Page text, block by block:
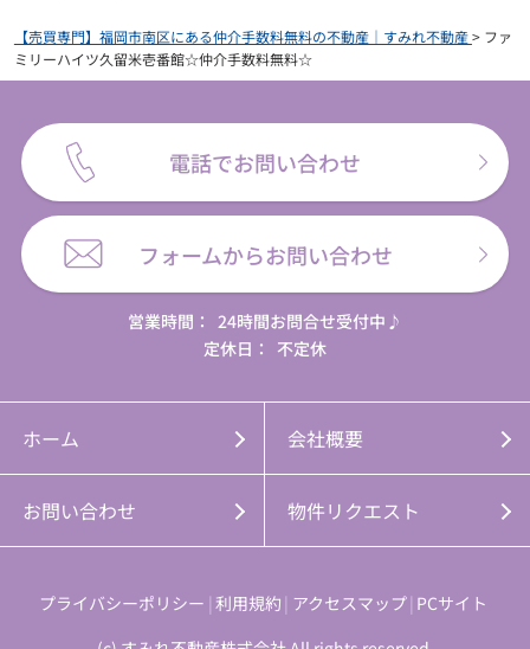
【売買専門】福岡市南区にある仲介手数料無料の不動産｜すみれ不動産> ファ
ミリーハイツ久留米壱番館☆仲介手数料無料☆
電話でお問い合わせ
フォームからお問い合わせ
営業時間： 24時間お問合せ受付中♪
定休日：
不定休
ホーム 会社概要
お問い合わせ 物件リクエスト
プライバシーポリシー 利用規約 アクセスマップ PCサイト